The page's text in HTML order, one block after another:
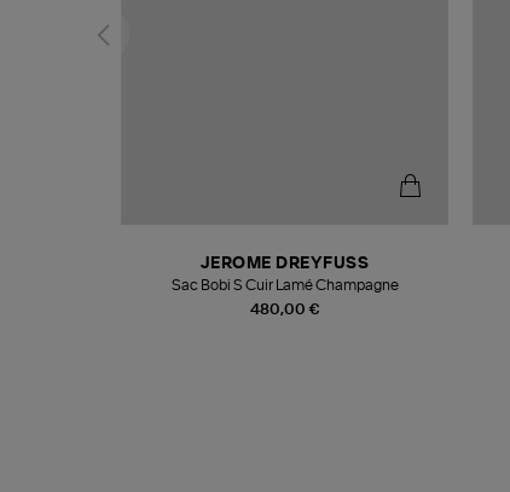
480,00 €
JEROME DREYFUSS
Sac Bobi S Cuir Lamé Champagne